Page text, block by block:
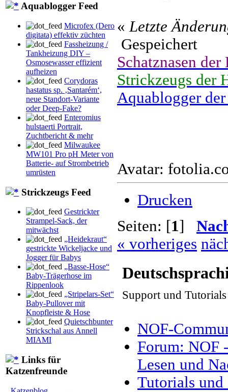
Aquablogger Feed
Microfex (Dero
digitata) effektiv züchten
Fassheizung /
Tankheizung DIY –
Osmosewasser effizient
aufheizen
Corydoras
hastatus sp. ‚Santarém‘,
neue Standort-Variante
oder Deep-Fake?
Enteromius
hulstaerti Portrait,
Zuchtbericht & mehr
Milwaukee
MW101 Pro pH Meter von
Batterie- auf Strombetrieb
umrüsten
Strickzeugs Feed
Gestrickter
Strampel-Sack, der
mitwächst
„Heidekraut“
gestrickte Wickeljacke und
Jogger für Babys
„Basse-Hose“
Baby-Trägerhose im
Rippenlook
„Stripelars-Set“
Baby-Pullover mit
Knopfleiste & Hose
Quietschbunter
Strickschal aus Annell
MIAMI
Links für
Katzenfreunde
« Letzte
Gespeichert
Schatznasen
Strickzeugs der
Aquablogger
Avatar:
Drucken
Seiten: [1]
« vorheriges
Support und
NOF-
Forum: NOF
Lesen und
Tutorials